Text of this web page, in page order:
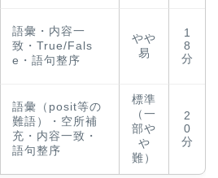
語彙・内容一
致・True/Fals
e・語句整序
やや
易
1
8
分
語彙（posit等の
難語）・空所補
充・内容一致・
語句整序
標準
（一
部や
や
難）
2
0
分